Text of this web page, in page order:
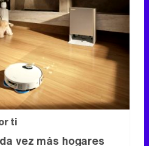
ti
vez más hogares